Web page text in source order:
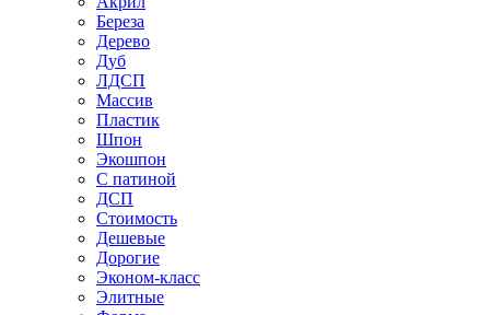
Береза
Дерево
Дуб
ЛДСП
Массив
Пластик
Шпон
Экошпон
С патиной
ДСП
Стоимость
Дешевые
Дорогие
Эконом-класс
Элитные